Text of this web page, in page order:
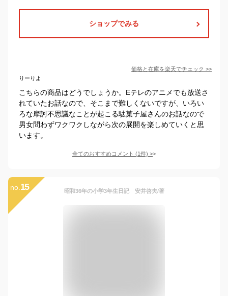
ショップでみる
価格と在庫を楽天でチェック >>
りーりよ
こちらの商品はどうでしょうか。Eテレのアニメでも放送さ
れていたお話なので、そこまで難しくないですが、いろい
ろな摩訶不思議なことが起こる駄菓子屋さんのお話なので
男女問わずワクワクしながら次の展開を楽しめていくと思
います。
全てのおすすめコメント (1件) >
no. 15 昭和36年の小学3年生日記 安井啓夫/著